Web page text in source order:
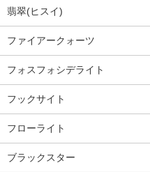
翡翠(ヒスイ)
ファイアークォーツ
フォスフォシデライト
フックサイト
フローライト
ブラックスター